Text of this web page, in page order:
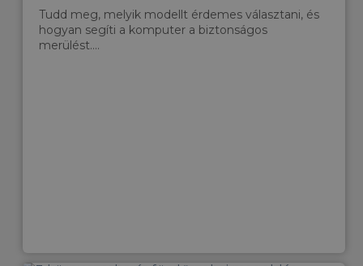
Tudd meg, melyik modellt érdemes választani, és
hogyan segíti a komputer a biztonságos
merülést....